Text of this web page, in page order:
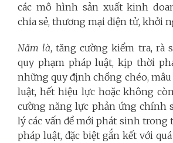
các mô hình sản xuất kinh
chia sẻ, thương mại điện tử, khởi
Năm là, tăng cường kiểm tra, rà
quy phạm pháp luật, kịp thời
những quy định chồng chéo,
luật, hết hiệu lực hoặc không
cường năng lực phản ứng chính
lý các vấn đề mới phát sinh trong
pháp luật, đặc biệt gắn kết với